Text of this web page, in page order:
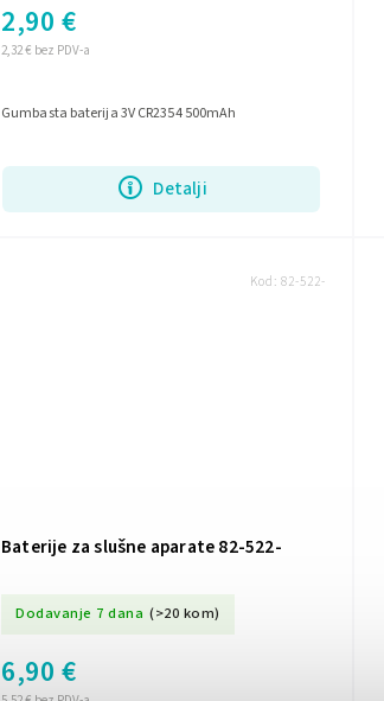
2,32 € bez PDV-a
2,90 €
Detalji
Gumbasta baterija 3V CR2354 500mAh
Baterije za slušne aparate 82-522-
Dodavanje 7 dana (>20 kom)
6,90 €
Kod:82-522-